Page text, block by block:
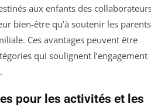
aux enfants des
bien-être qu’à soutenir les parents
Ces avantages peuvent être
qui soulignent l’engagement
pour les activités et les